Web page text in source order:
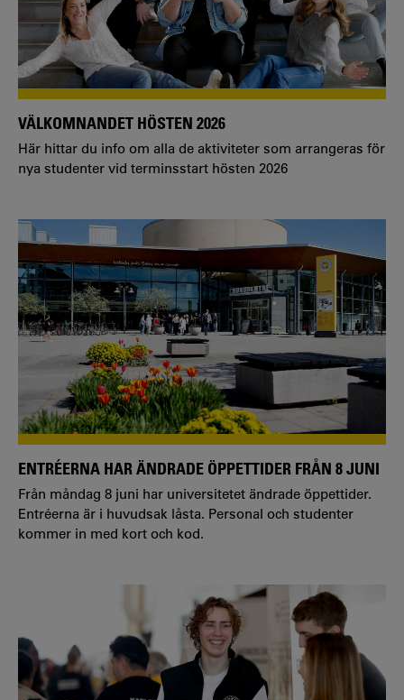
VÄLKOMNANDET HÖSTEN 2026
Här hittar du info om alla de aktiviteter som arrangeras för
nya studenter vid terminsstart hösten 2026
ENTRÉERNA HAR ÄNDRADE ÖPPETTIDER FRÅN 8 JUNI
Från måndag 8 juni har universitetet ändrade öppettider.
Entréerna är i huvudsak låsta. Personal och studenter
kommer in med kort och kod.